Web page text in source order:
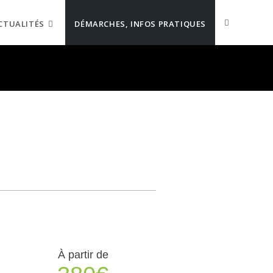
DÉMARCHES, INFOS PRATIQUES
À partir de